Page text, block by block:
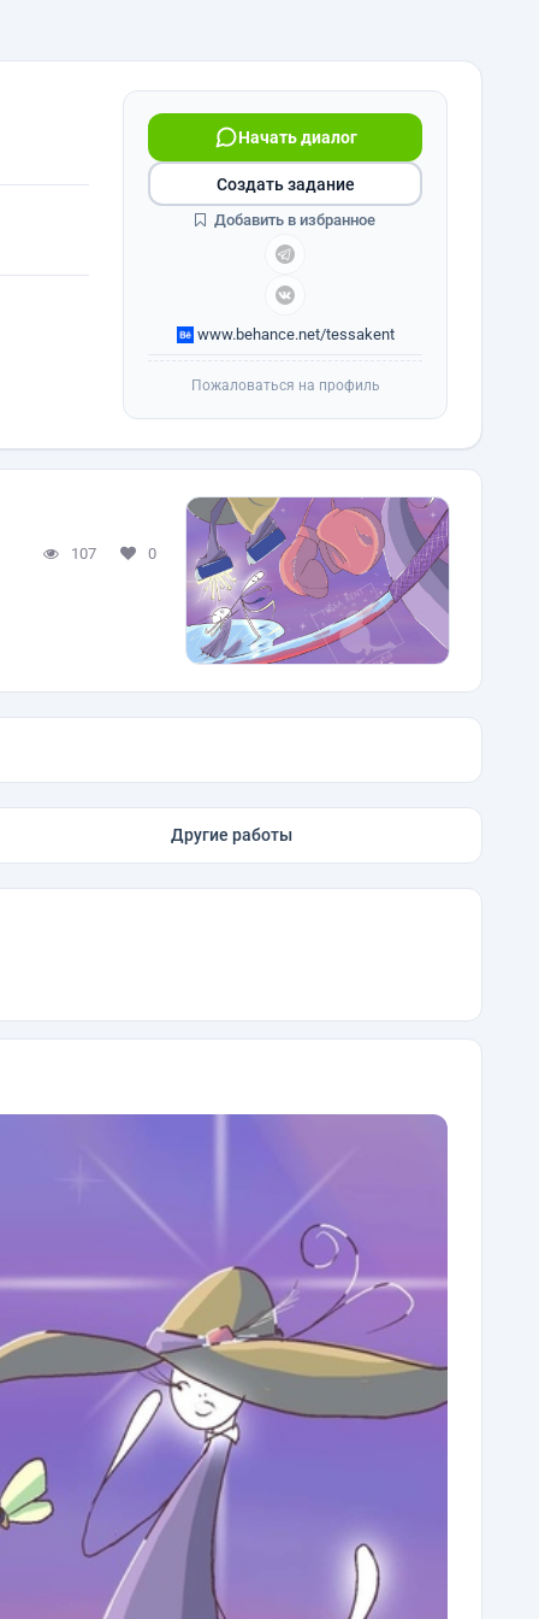
Начать диалог
www.behance.net/tessakent
Создать задание
Добавить в избранное
Пожаловаться на профиль
107 0
Другие работы